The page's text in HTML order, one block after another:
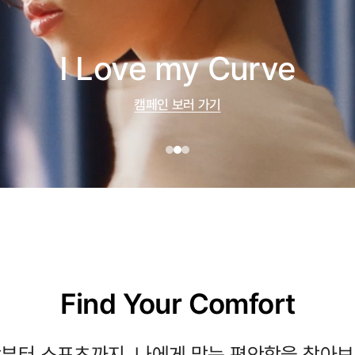
I Love my Curve
캠페인 보러 가기
Find Your Comfort